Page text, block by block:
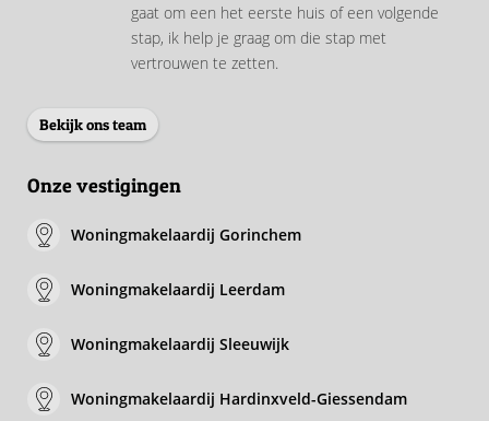
gaat om een het eerste huis of een volgende
stap, ik help je graag om die stap met
vertrouwen te zetten.
Bekijk ons team
Onze vestigingen
Woningmakelaardij Gorinchem
Woningmakelaardij Leerdam
Woningmakelaardij Sleeuwijk
Woningmakelaardij Hardinxveld-Giessendam